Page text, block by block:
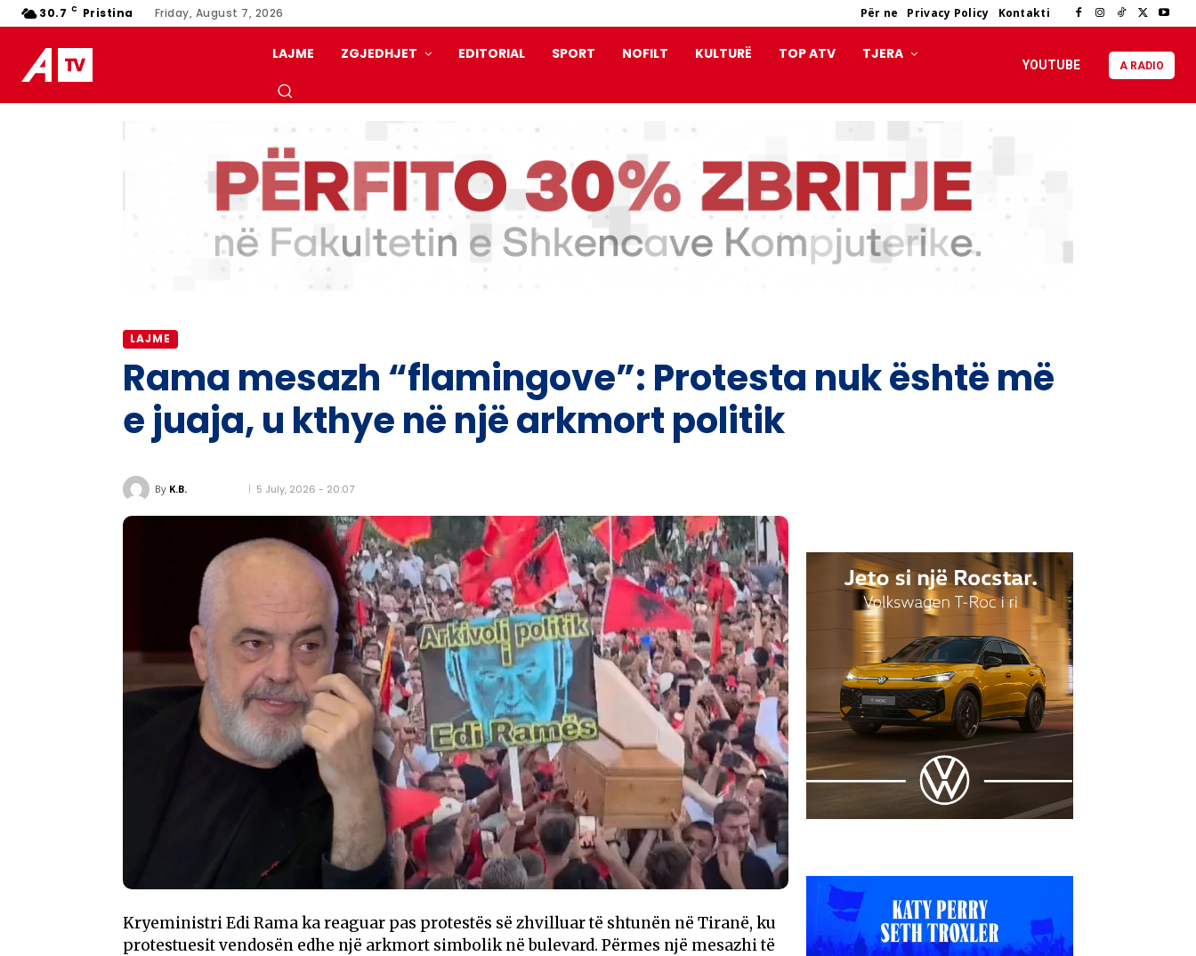
30.7 C Pristina Friday, August 7, 2026 Për ne Privacy Policy Kontakti
LAJME ZGJEDHJET EDITORIAL SPORT NOFILT KULTURË TOP ATV TJERA
YOUTUBE A RADIO
LAJME
Rama mesazh “flamingove”: Protesta nuk është më
e juaja, u kthye në një arkmort politik
By K.B. 5 July, 2026 - 20:07
Kryeministri Edi Rama ka reaguar pas protestës së zhvilluar të shtunën në Tiranë, ku
protestuesit vendosën edhe një arkmort simbolik në bulevard. Përmes një mesazhi të